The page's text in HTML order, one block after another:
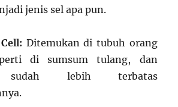
jenis sel apa pun.
Ditemukan di tubuh orang
di sumsum tulang, dan
sudah lebih terbatas